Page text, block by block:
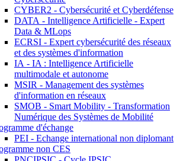
CYBER2 - Cybersécurité et Cyberdéfense
DATA - Intelligence Artificielle - Expert
Data & MLops
ECRSI - Expert cybersécurité des réseaux
et des systèmes d'information
IA - IA : Intelligence Artificielle
multimodale et autonome
MSIR - Management des systèmes
d'information en réseaux
SMOB - Smart Mobility - Transformation
Numérique des Systèmes de Mobilité
d'échange
PEI - Echange international non diplomant
non CES